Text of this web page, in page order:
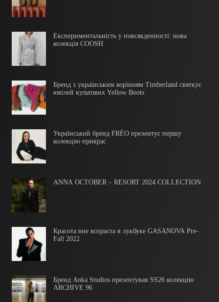
Експериментальність у повсякденності: нова
колекція COOSH
Бренд з українським корінням Timberland святкує
ювілей культових Yellow Boots
Український бренд FRÉO презентує першу
колекцію прикрас
ANNA OCTOBER – RESORT 2024 COLLECTION
Красота вне возраста в лукбуке GASANOVA Pre-
Fall 2022
Бренд Anka Studios презентував SS26 колекцію
ARCHIVE 96